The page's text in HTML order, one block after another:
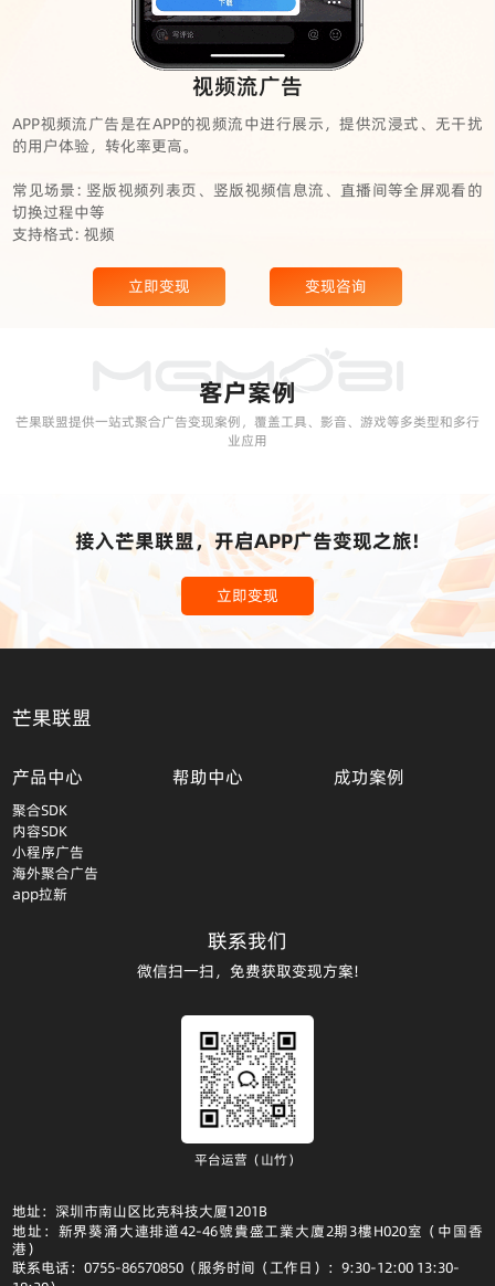
视频流广告
APP视频流广告是在APP的视频流中进行展示，提供沉浸式、无干扰
的用户体验，转化率更高。
常见场景: 竖版视频列表页、竖版视频信息流、直播间等全屏观看的
切换过程中等
支持格式: 视频
立即变现 变现咨询
客户案例
芒果联盟提供一站式聚合广告变现案例，覆盖工具、影音、游戏等多类型和多行
业应用
接入芒果联盟，开启APP广告变现之旅!
立即变现
芒果联盟
产品中心
聚合SDK
内容SDK
小程序广告
海外聚合广告
app拉新
帮助中心 成功案例
联系我们
微信扫一扫，免费获取变现方案!
平台运营（山竹）
地址：深圳市南山区比克科技大厦1201B
地址：新界葵涌大連排道42-46號貴盛工業大廈2期3樓H020室（中国香
港）
联系电话：0755-86570850（服务时间（工作日）：9:30-12:00 13:30-